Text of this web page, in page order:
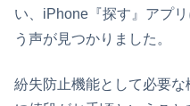
い、iPhone『探す』アプ
う声が見つかりました。
紛失防止機能として必要